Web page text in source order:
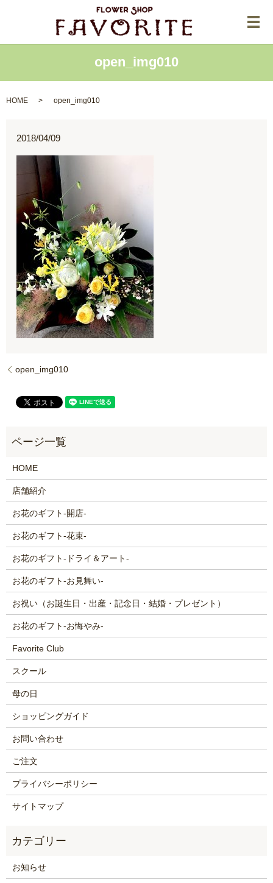
メ
open_img010
HOME open_img010
2018/04/09
open_img010
HOME
店舗紹介
お花のギフト-開店-
お花のギフト-花束-
お花のギフト-ドライ＆アート-
お花のギフト-お見舞い-
お祝い（お誕生日・出産・記念日・結婚・プレゼント）
お花のギフト-お悔やみ-
Favorite Club
スクール
母の日
ショッピングガイド
お問い合わせ
ご注文
プライバシーポリシー
サイトマップ
お知らせ